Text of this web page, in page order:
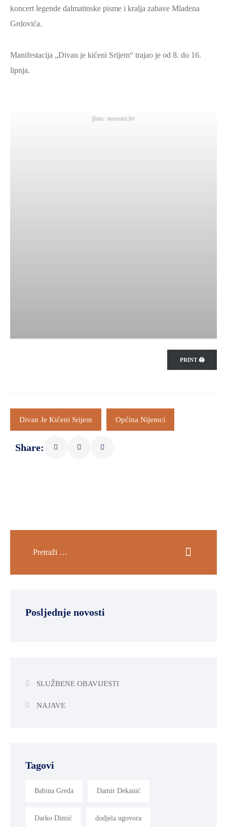
koncert legende dalmatinske pisme i kralja zabave Mladena
Grdovića.
Manifestacija „Divan je kićeni Srijem“ trajao je od 8. do 16.
lipnja.
foto: novosti.hr
PRINT 🖨
Divan Je Kićeni Srijem Općina Nijemci
Share:
Posljednje novosti
SLUŽBENE OBAVIJESTI
NAJAVE
Tagovi
Babina Greda Damir Dekanić
Darko Dimić dodjela ugovora